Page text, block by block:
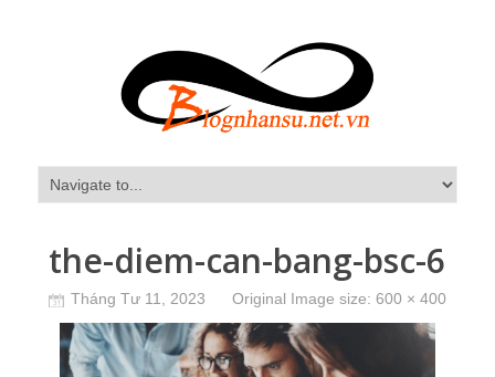
the-diem-can-bang-bsc-6
Tháng Tư 11, 2023 Original Image size: 600 × 400